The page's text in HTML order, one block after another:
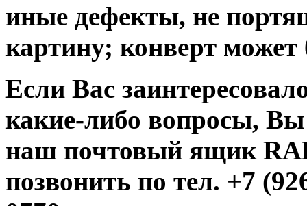
иные дефекты, не
картину; конверт
Если Вас
какие-либо вопросы,
наш почтовый ящик
позвонить по тел. +7